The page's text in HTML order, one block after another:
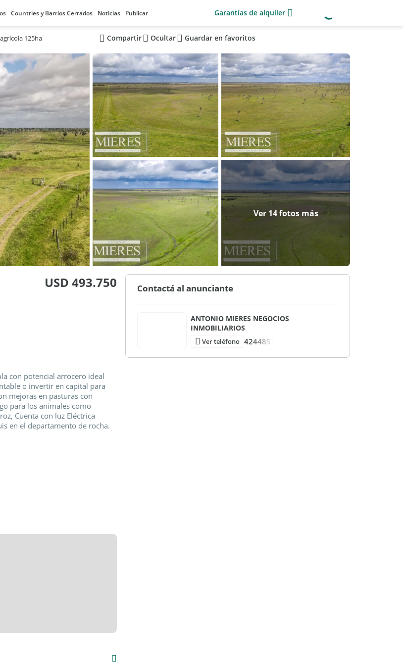
Countries y Barrios Cerrados Noticias Publicar Garantías de alquiler
125ha Compartir Ocultar Guardar en favoritos
Ver 14 fotos más
USD 493.750
con potencial arrocero ideal
o invertir en capital para
mejoras en pasturas con
para los animales como
Cuenta con luz Eléctrica
en el departamento de rocha.
Contactá al anunciante
ANTONIO MIERES NEGOCIOS
INMOBILIARIOS
Ver teléfono 4244851